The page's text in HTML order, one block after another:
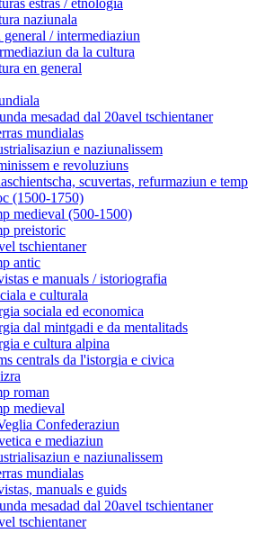
estras / etnologia
naziunala
general / intermediaziun
da la cultura
en general
mesadad dal 20avel tschientaner
mundialas
e naziunalissem
e revoluziuns
scuvertas, refurmaziun e temp
(1500-1750)
medieval (500-1500)
preistoric
tschientaner
antic
e manuals / istoriografia
e culturala
sociala ed economica
dal mintgadi e da mentalitads
e cultura alpina
centrals da l'istorgia e civica
roman
medieval
Confederaziun
e mediaziun
e naziunalissem
mundialas
manuals e guids
mesadad dal 20avel tschientaner
tschientaner